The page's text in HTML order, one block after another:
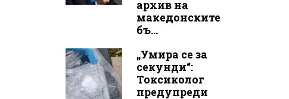
архив на
македонските
бъ...
„Умира се за
секунди“:
Токсиколог
предупреди